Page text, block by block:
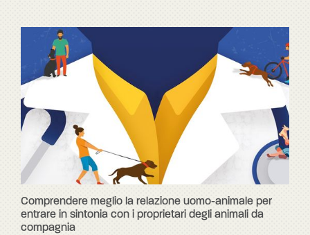
Comprendere meglio la relazione uomo-animale per
entrare in sintonia con i proprietari degli animali da
compagnia